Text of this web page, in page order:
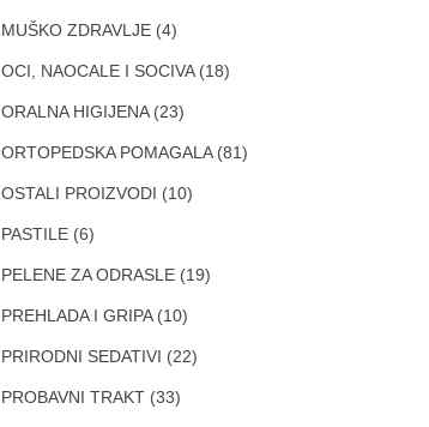
MUŠKO ZDRAVLJE (4)
OCI, NAOCALE I SOCIVA (18)
ORALNA HIGIJENA (23)
ORTOPEDSKA POMAGALA (81)
OSTALI PROIZVODI (10)
PASTILE (6)
PELENE ZA ODRASLE (19)
PREHLADA I GRIPA (10)
PRIRODNI SEDATIVI (22)
PROBAVNI TRAKT (33)